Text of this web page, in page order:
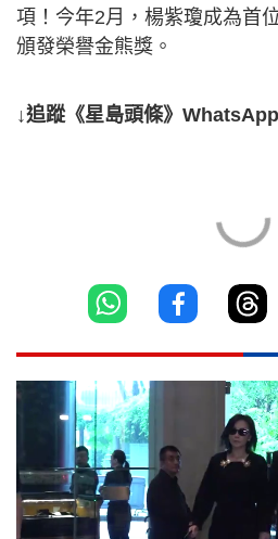
項！今年2月，楊紫瓊成為首
頒發榮譽金熊獎。
↓追蹤《星島頭條》